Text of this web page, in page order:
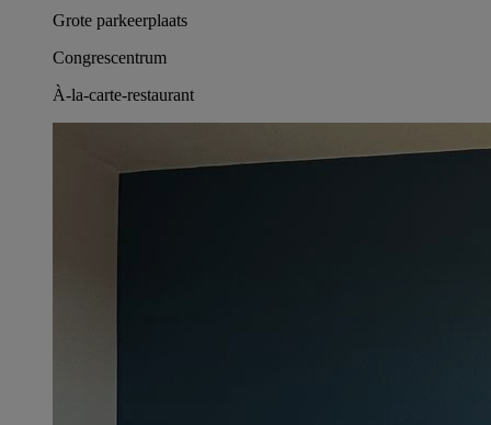
Grote parkeerplaats
Congrescentrum
À-la-carte-restaurant